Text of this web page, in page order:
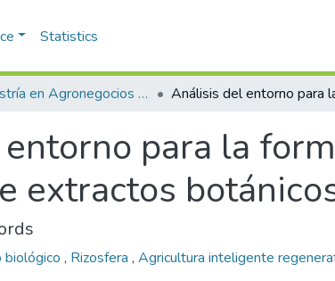
Statistics
Maestría en Agronegocios (tesis)
para la
extractos
biológico , Rizosfera , Agricultura inteligente